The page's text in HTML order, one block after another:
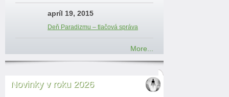
apríl 19, 2015
Deň Paradizmu – tlačová správa
More...
Novinky v roku 2026